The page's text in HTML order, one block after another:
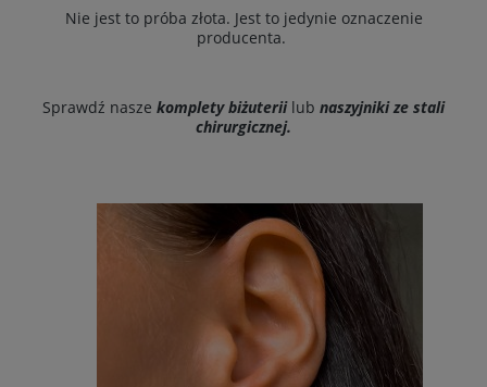
Nie jest to próba złota. Jest to jedynie oznaczenie
producenta.
Sprawdź nasze komplety biżuterii lub naszyjniki ze stali
chirurgicznej.